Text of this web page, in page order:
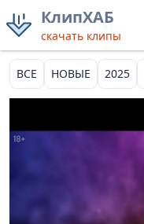
КлипХАБ
скачать клипы
ВСЕ НОВЫЕ 2025